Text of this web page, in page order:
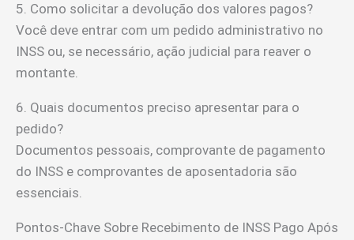
5. Como solicitar a devolução dos valores pagos?
Você deve entrar com um pedido administrativo no
INSS ou, se necessário, ação judicial para reaver o
montante.
6. Quais documentos preciso apresentar para o
pedido?
Documentos pessoais, comprovante de pagamento
do INSS e comprovantes de aposentadoria são
essenciais.
Pontos-Chave Sobre Recebimento de INSS Pago Após